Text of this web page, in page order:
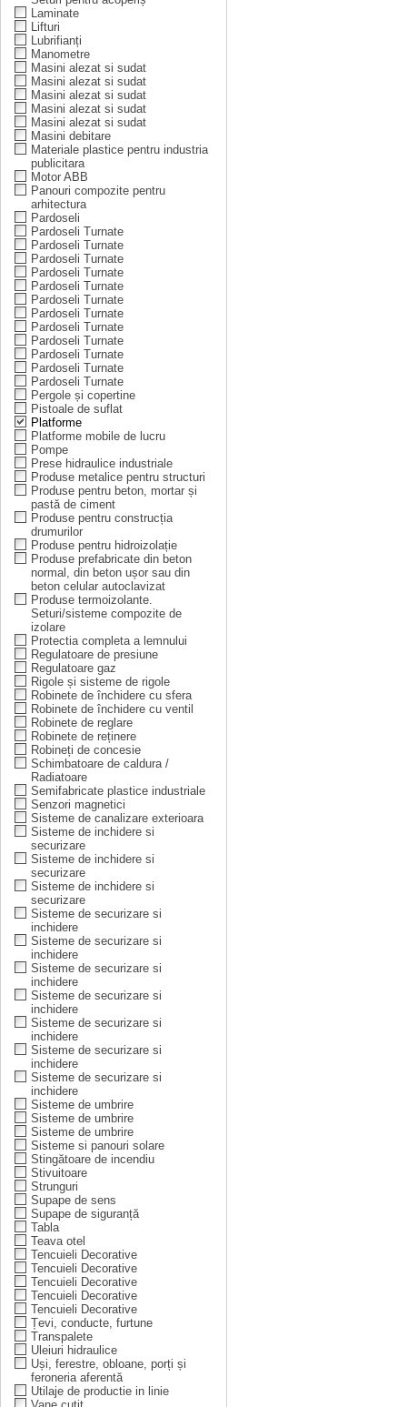
Laminate
Lifturi
Lubrifianți
Manometre
Masini alezat si sudat
Masini alezat si sudat
Masini alezat si sudat
Masini alezat si sudat
Masini alezat si sudat
Masini debitare
Materiale plastice pentru industria
publicitara
Motor ABB
Panouri compozite pentru
arhitectura
Pardoseli
Pardoseli Turnate
Pardoseli Turnate
Pardoseli Turnate
Pardoseli Turnate
Pardoseli Turnate
Pardoseli Turnate
Pardoseli Turnate
Pardoseli Turnate
Pardoseli Turnate
Pardoseli Turnate
Pardoseli Turnate
Pardoseli Turnate
Pergole și copertine
Pistoale de suflat
Platforme
Platforme mobile de lucru
Pompe
Prese hidraulice industriale
Produse metalice pentru structuri
Produse pentru beton, mortar și
pastă de ciment
Produse pentru construcția
drumurilor
Produse pentru hidroizolație
Produse prefabricate din beton
normal, din beton ușor sau din
beton celular autoclavizat
Produse termoizolante.
Seturi/sisteme compozite de
izolare
Protectia completa a lemnului
Regulatoare de presiune
Regulatoare gaz
Rigole și sisteme de rigole
Robinete de închidere cu sfera
Robinete de închidere cu ventil
Robinete de reglare
Robinete de reținere
Robineți de concesie
Schimbatoare de caldura /
Radiatoare
Semifabricate plastice industriale
Senzori magnetici
Sisteme de canalizare exterioara
Sisteme de inchidere si
securizare
Sisteme de inchidere si
securizare
Sisteme de inchidere si
securizare
Sisteme de securizare si
inchidere
Sisteme de securizare si
inchidere
Sisteme de securizare si
inchidere
Sisteme de securizare si
inchidere
Sisteme de securizare si
inchidere
Sisteme de securizare si
inchidere
Sisteme de securizare si
inchidere
Sisteme de umbrire
Sisteme de umbrire
Sisteme de umbrire
Sisteme si panouri solare
Stingătoare de incendiu
Stivuitoare
Strunguri
Supape de sens
Supape de siguranță
Tabla
Teava otel
Tencuieli Decorative
Tencuieli Decorative
Tencuieli Decorative
Tencuieli Decorative
Tencuieli Decorative
Țevi, conducte, furtune
Transpalete
Uleiuri hidraulice
Uși, ferestre, obloane, porți și
feroneria aferentă
Utilaje de productie in linie